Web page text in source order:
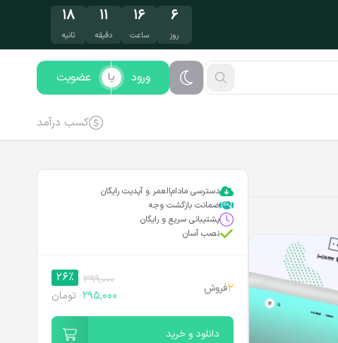
۶
روز
۱۶
ساعت
۱۱
دقیقه
۱۷
ثانیه
ورود عضویت یا
کسب درآمد
دسترسی مادام‌العمر و آپدیت رایگان
ضمانت بازگشت وجه
پشتیبانی سریع و رایگان
نصب آسان
2فروش
399,000
26%
295,000 تومان
دانلود و خرید